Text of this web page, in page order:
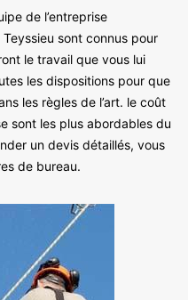
de l’entreprise
sont connus pour
le travail que vous lui
les dispositions pour que
les règles de l’art. le coût
sont les plus abordables du
un devis détaillés, vous
de bureau.